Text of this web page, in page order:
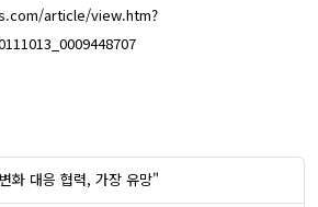
article/view.htm?
화 대응 협력, 가장 유망"